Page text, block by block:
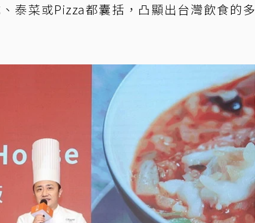
泰菜或Pizza都囊括，凸顯出台灣飲食的多